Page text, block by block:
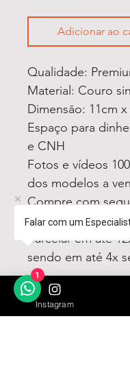
Adicionar ao
Qualidade:
Material: Couro
Dimensāo: 11cm x
Espaço para
e CNH
Fotos e vídeos
dos modelos a
Compre com
PAGSEGURO
parcelar em até
sendo em até 4x
LINKS
Instagram
Falar com um
1